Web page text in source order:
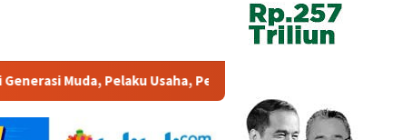
maupun Pemangku Kepentingan lainnya untuk